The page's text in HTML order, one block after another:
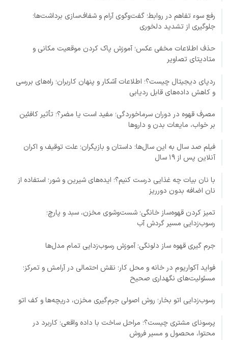
رفع سوء تفاهم در روابط؛ گفت‌وگوی آرام و شفاف‌سازی برداشت‌ها؛
جلوگیری از تشدید دلخوری
حذف اطلاعات مخفی عکس؛ آموزش پاک کردن موقعیت مکانی و
متادیتای تصاویر
ردپای دیجیتال چیست؟؛ اطلاعات آشکار و پنهان کاربران؛ راه‌های بررسی
و کاهش داده‌های قابل ردیابی
مصرف قهوه در دوران سرماخوردگی؛ مفید است یا مضر؟؛ تأثیر کافئین
بر خواب، مایعات بدن و داروها
فیلم صد سال به این سال‌ها؛ داستان و بازیگران؛ علت توقیف و اکران
آنلاین پس از ۱۹ سال
با نان بیات چه غذایی درست کنیم؟؛ ایده‌های شیرین و شور؛ استفاده از
نان اضافه بدون دورریز
تمیز کردن قهوه‌ساز خانگی؛ شست‌وشوی مخزن، سبد و پارچ؛
رسوب‌زدایی مسیر گردش آب
جرم گیری قهوه ساز دلونگی؛ آموزش رسوب‌زدایی تمام مدل‌ها
فواید آکواریوم در خانه و محل کار؛ نقش احتمالی در آرامش و تمرکز؛
مسئولیت‌های نگهداری صحیح
رسوب‌زدایی اتو بخار؛ روش اصولی جرم‌گیری مخزن، دریچه‌ها و کف اتو
پرسونای مشتری چیست؟؛ مراحل ساخت با داده واقعی؛ کاربرد در
محتوا، محصول و مسیر فروش